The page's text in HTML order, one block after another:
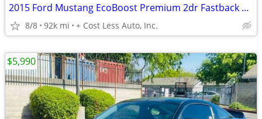
2015 Ford Mustang EcoBoost Premium 2dr Fastback *** NO PAYMENTS FOR 90 DAYS!!!**
8/8 92k mi + Cost Less Auto, Inc.
$5,990